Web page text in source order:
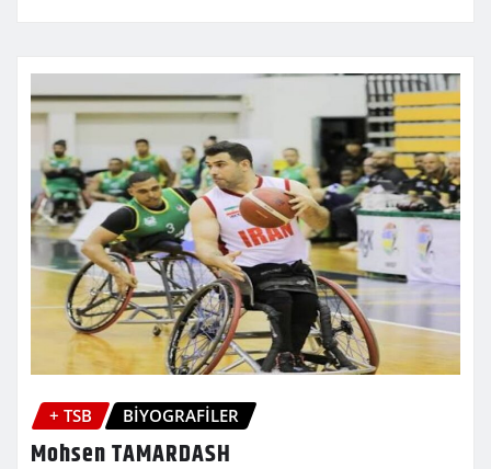
+ TSB BİYOGRAFİLER
Mohsen TAMARDASH